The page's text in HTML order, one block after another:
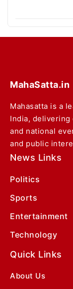
MahaSatta.in
Mahasatta is a
India, delivering
and national
and public
News Links
Politics
Sports
Entertainment
Technology
Quick Links
About Us